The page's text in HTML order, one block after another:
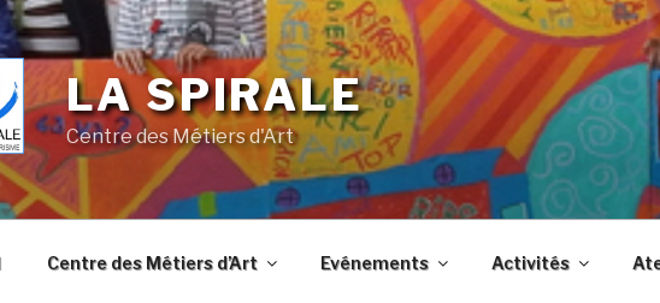
LA SPIRALE
Centre des Métiers d'Art
Centre des Métiers d’Art Evénements Activités